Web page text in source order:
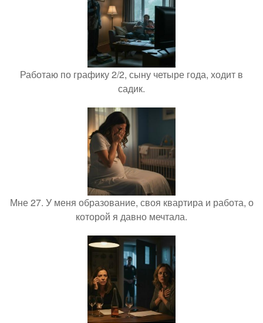
Работаю по графику 2/2, сыну четыре года, ходит в
садик.
Мне 27. У меня образование, своя квартира и работа, о
которой я давно мечтала.